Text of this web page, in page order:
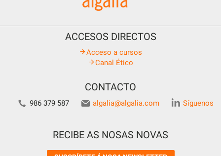
ACCESOS DIRECTOS
Acceso a cursos
Canal Ético
CONTACTO
986 379 587 algalia@algalia.com Síguenos
RECIBE AS NOSAS NOVAS